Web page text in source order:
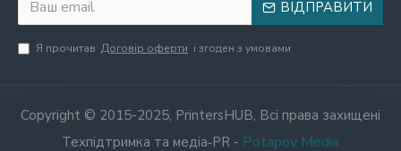
ВІДПРАВИТИ
Я прочитав Договір оферти і згоден з умовами
Copyright © 2015-2025, PrintersHUB, Всі права захищені
Техпідтримка та медіа‑PR - Potapov Media